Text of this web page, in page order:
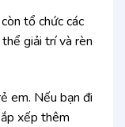
tổ chức các
giải trí và rèn
em. Nếu bạn đi
xếp thêm